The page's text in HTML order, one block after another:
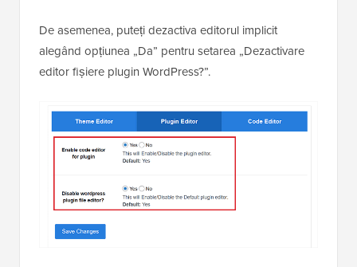
De asemenea, puteți dezactiva editorul implicit
alegând opțiunea „Da” pentru setarea „Dezactivare
editor fișiere plugin WordPress?”.